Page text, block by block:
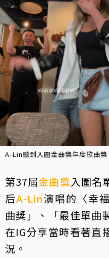
A-Lin聽到入圍金曲獎年度歌曲
第37屆金曲獎入圍名
后A-Lin演唱的〈幸
曲獎」、「最佳單曲
在IG分享當時看著直
況。